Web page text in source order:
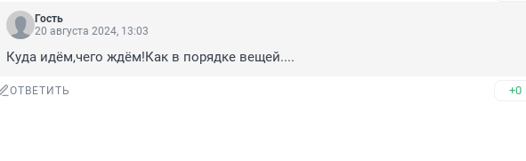
Гость
20 августа 2024, 13:03
Куда идём,чего ждём!Как в порядке вещей....
ОТВЕТИТЬ +0